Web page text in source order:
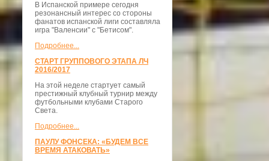
В Испанской примере сегодня
резонансный интерес со стороны
фанатов испанской лиги составляла
игра "Валенсии" с "Бетисом".
Подробнее...
СТАРТ ГРУППОВОГО ЭТАПА ЛЧ
2016/2017
На этой неделе стартует самый
престижный клубный турнир между
футбольными клубами Старого
Света.
Подробнее...
ПАУЛУ ФОНСЕКА: «БУДЕМ ВСЕ
ВРЕМЯ АТАКОВАТЬ»